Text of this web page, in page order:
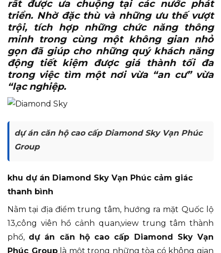
rất được ưa chuộng tại các nước phát
triển. Nhờ đặc thù và những ưu thế vượt
trội, tích hợp những chức năng thông
minh trong cùng một không gian nhỏ
gọn đã giúp cho những quý khách năng
động tiết kiệm được giá thành tối đa
trong việc tìm một nơi vừa “an cư” vừa
“lạc nghiệp.
dự án căn hộ cao cấp Diamond Sky Vạn Phúc
Group
khu dự án Diamond Sky Vạn Phúc cảm giác
thanh bình
Nằm tại địa điểm trung tâm, hướng ra mặt Quốc lộ
13,công viên hồ cảnh quan,view trung tâm thành
phố, dự án căn hộ cao cấp Diamond Sky Vạn
Phúc Grouplà một trong những tòa có không gian